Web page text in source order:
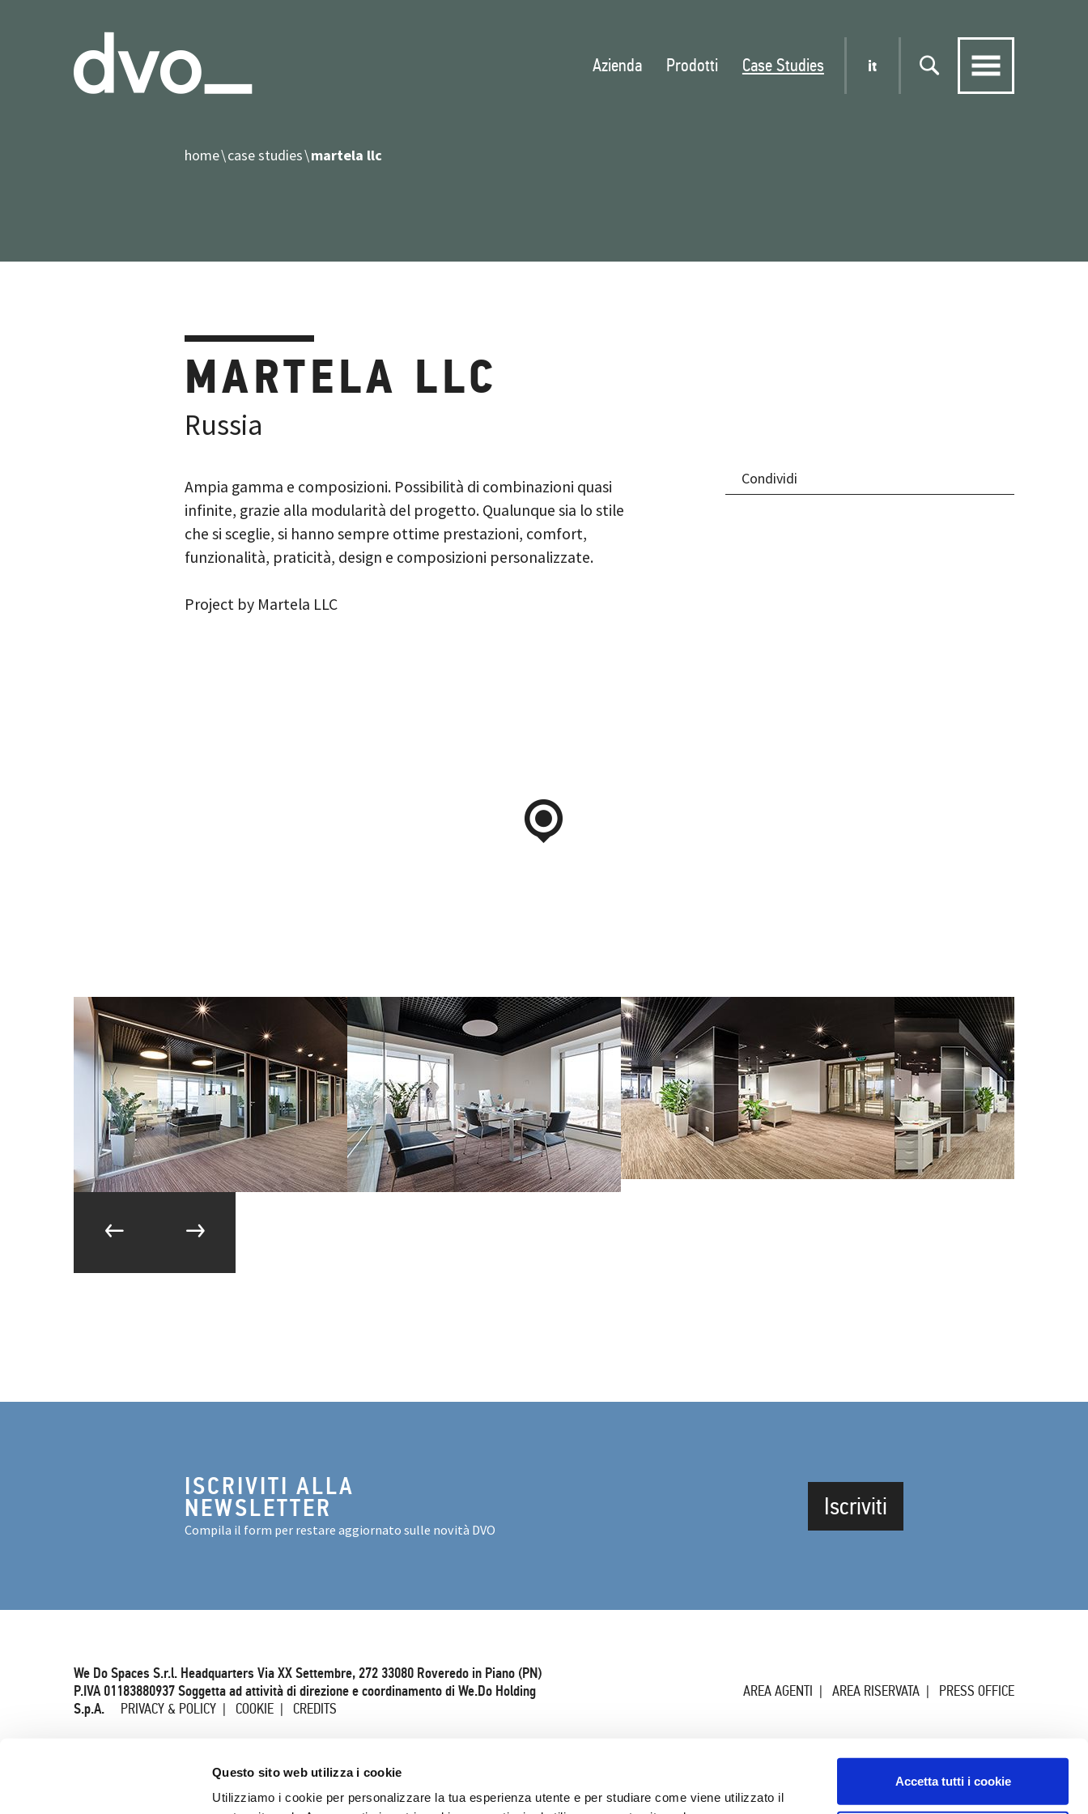
Questo sito web utilizza i cookie
Utilizziamo i cookie per personalizzare la tua esperienza utente e per studiare come viene utilizzato il
Accetta tutti i cookie
Azienda Prodotti Case Studies it
home case studies martela llc
MARTELA LLC
Russia
Ampia gamma e composizioni. Possibilità di combinazioni quasi
infinite, grazie alla modularità del progetto. Qualunque sia lo stile
che si sceglie, si hanno sempre ottime prestazioni, comfort,
funzionalità, praticità, design e composizioni personalizzate.
Project by Martela LLC
Condividi
ISCRIVITI ALLA
NEWSLETTER
Compila il form per restare aggiornato sulle novità DVO
Iscriviti
We Do Spaces S.r.l. Headquarters Via XX Settembre, 272 33080 Roveredo in Piano (PN)
P.IVA 01183880937 Soggetta ad attività di direzione e coordinamento di We.Do Holding
S.p.A.
PRIVACY & POLICY COOKIE CREDITS
AREA AGENTI AREA RISERVATA PRESS OFFICE